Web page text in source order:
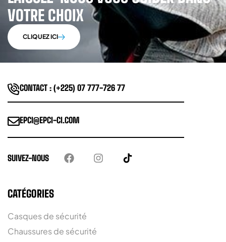
VOTRE CHOIX
CLIQUEZ ICI
CONTACT : (+225) 07 777-726 77
EPCI@EPCI-CI.COM
SUIVEZ-NOUS
CATÉGORIES
Casques de sécurité
Chaussures de sécurité